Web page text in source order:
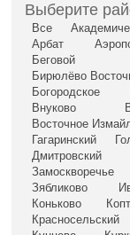
Выберите
Все
Арбат
Беговой
Бирюлёво
Богородское
Внуково
Восточное
Гагаринский
Дмитровский
Замоскворечье
Зябликово
Коньково
Красносельский